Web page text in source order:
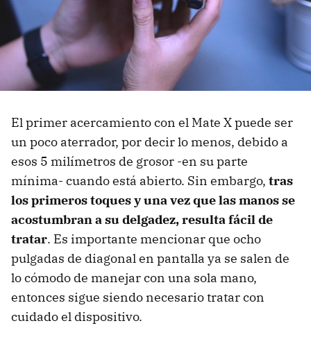
El primer acercamiento con el Mate X puede ser
un poco aterrador, por decir lo menos, debido a
esos 5 milímetros de grosor -en su parte
mínima- cuando está abierto. Sin embargo, tras
los primeros toques y una vez que las manos se
acostumbran a su delgadez, resulta fácil de
tratar. Es importante mencionar que ocho
pulgadas de diagonal en pantalla ya se salen de
lo cómodo de manejar con una sola mano,
entonces sigue siendo necesario tratar con
cuidado el dispositivo.